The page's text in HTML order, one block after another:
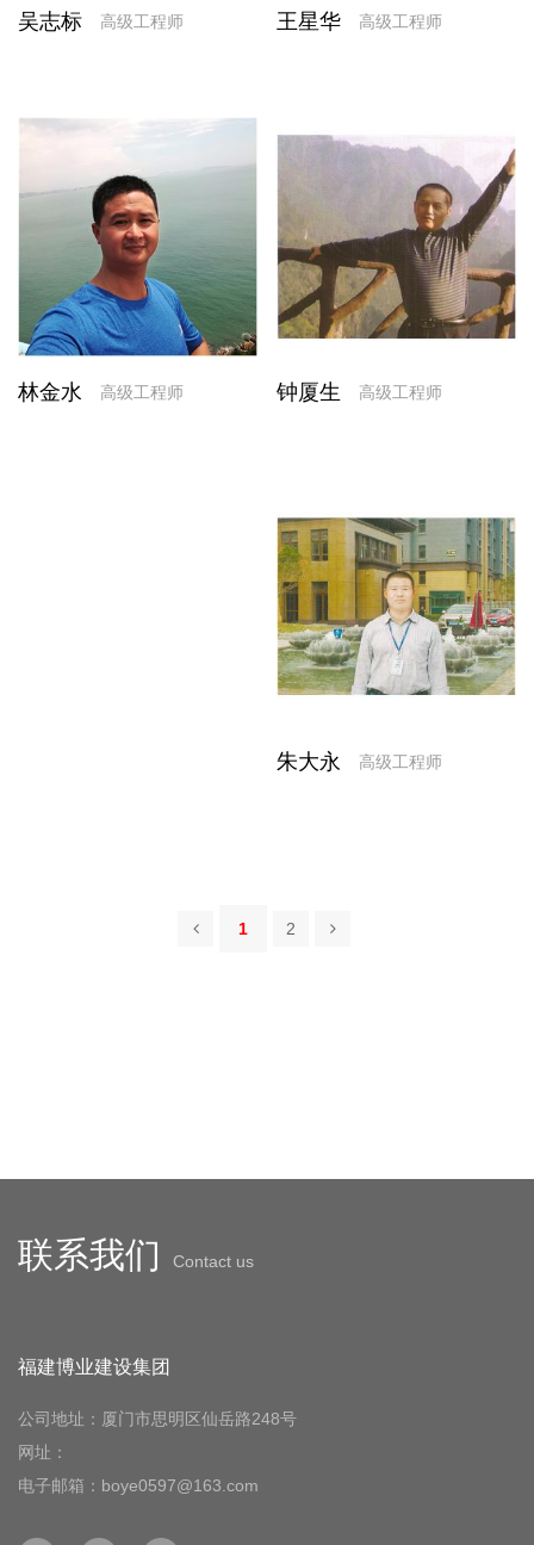
王星华 高级工程师
吴志标 高级工程师
钟厦生 高级工程师
林金水 高级工程师
朱大永 高级工程师
1 2
联系我们 Contact us
福建博业建设集团
公司地址：厦门市思明区仙岳路248号
网址：
电子邮箱：boye0597@163.com